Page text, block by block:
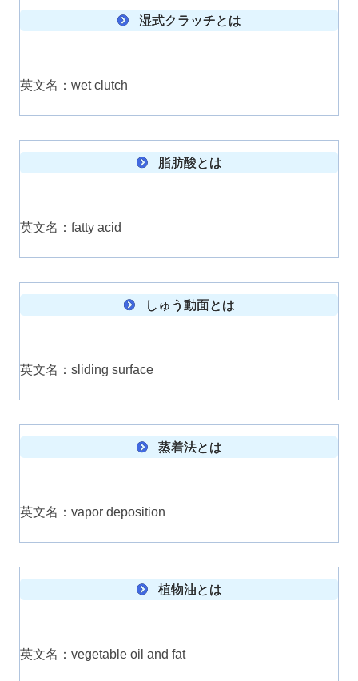
湿式クラッチとは
英文名：wet clutch
脂肪酸とは
英文名：fatty acid
しゅう動面とは
英文名：sliding surface
蒸着法とは
英文名：vapor deposition
植物油とは
英文名：vegetable oil and fat